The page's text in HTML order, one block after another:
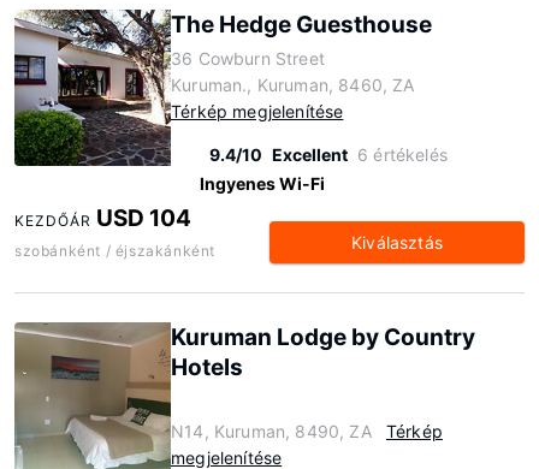
The Hedge Guesthouse
36 Cowburn Street
Kuruman., Kuruman, 8460, ZA
Térkép megjelenítése
9.4/10 Excellent 6 értékelés
Ingyenes Wi-Fi
KEZDŐÁR USD 104
szobánként / éjszakánként Kiválasztás
Kuruman Lodge by Country
Hotels
N14, Kuruman, 8490, ZA
Térkép
megjelenítése